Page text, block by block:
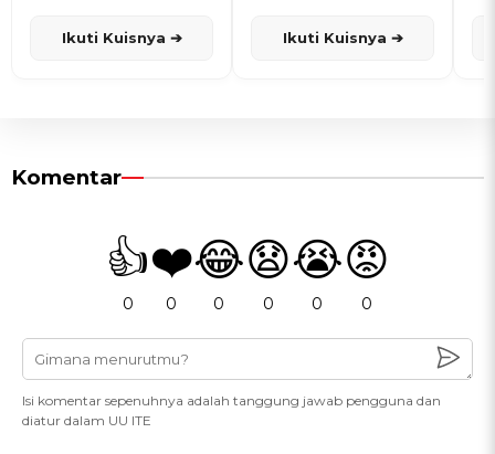
Ikuti Kuisnya ➔ Ikuti Kuisnya ➔
Komentar
👍
0
❤️
0
😂
0
😧
0
😭
0
😡
0
Isi komentar sepenuhnya adalah tanggung jawab pengguna dan
diatur dalam UU ITE